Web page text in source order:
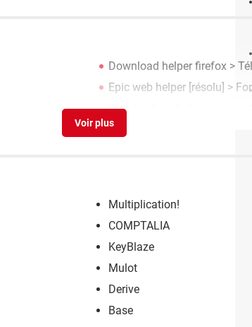
Download helper firefox >
Epic web helper [résolu] >
Wondershare helper compact
Multiplication!
COMPTALIA
KeyBlaze
Mulot
Derive
Base